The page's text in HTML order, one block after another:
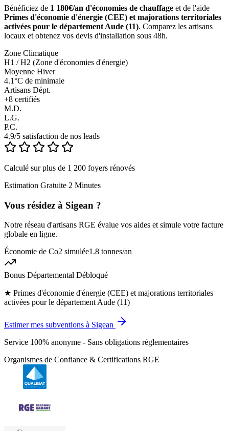
Bénéficiez de 1 180€/an d'économies de chauffage et de l'aide
Primes d'économie d'énergie (CEE) et majorations territoriales
activées pour le département Aude (11). Comparez les artisans
locaux et obtenez vos devis d'installation sous 48h.
Zone Climatique
H1 / H2 (Zone d'économies d'énergie)
Moyenne Hiver
4.1°C de minimale
Artisans Dépt.
+8 certifiés
M.D.
L.G.
P.C.
4.9/5 satisfaction de nos leads
Calculé sur plus de 1 200 foyers rénovés
Estimation Gratuite 2 Minutes
Vous résidez à Sigean ?
Notre réseau d'artisans RGE évalue vos aides et simule votre facture
globale en ligne.
Économie de Co2 simulée1.8 tonnes/an
Bonus Départemental Débloqué
★ Primes d'économie d'énergie (CEE) et majorations territoriales
activées pour le département Aude (11)
Estimer mes subventions à Sigean
Service 100% anonyme - Sans obligations réglementaires
Organismes de Confiance & Certifications RGE